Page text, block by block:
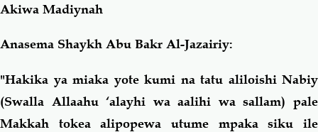
Akiwa Madiynah
Anasema Shaykh Abu Bakr Al-Jazairiy:
"Hakika ya miaka yote kumi na tatu aliloishi Nabiy
(Swalla Allaahu ‘alayhi wa aalihi wa sallam) pale
Makkah tokea alipopewa utume mpaka siku ile